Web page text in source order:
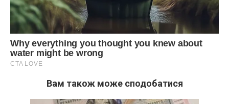
Вам також може сподобатися